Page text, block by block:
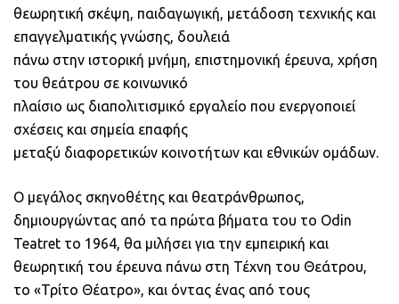
θεωρητική σκέψη, παιδαγωγική, μετάδοση τεχνικής και
επαγγελματικής γνώσης, δουλειά
πάνω στην ιστορική μνήμη, επιστημονική έρευνα, χρήση
του θεάτρου σε κοινωνικό
πλαίσιο ως διαπολιτισμικό εργαλείο που ενεργοποιεί
σχέσεις και σημεία επαφής
μεταξύ διαφορετικών κοινοτήτων και εθνικών ομάδων.
Ο μεγάλος σκηνοθέτης και θεατράνθρωπος,
δημιουργώντας από τα πρώτα βήματα του το Odin
Teatret το 1964, θα μιλήσει για την εμπειρική και
θεωρητική του έρευνα πάνω στη Τέχνη του Θεάτρου,
το «Τρίτο Θέατρο», και όντας ένας από τους